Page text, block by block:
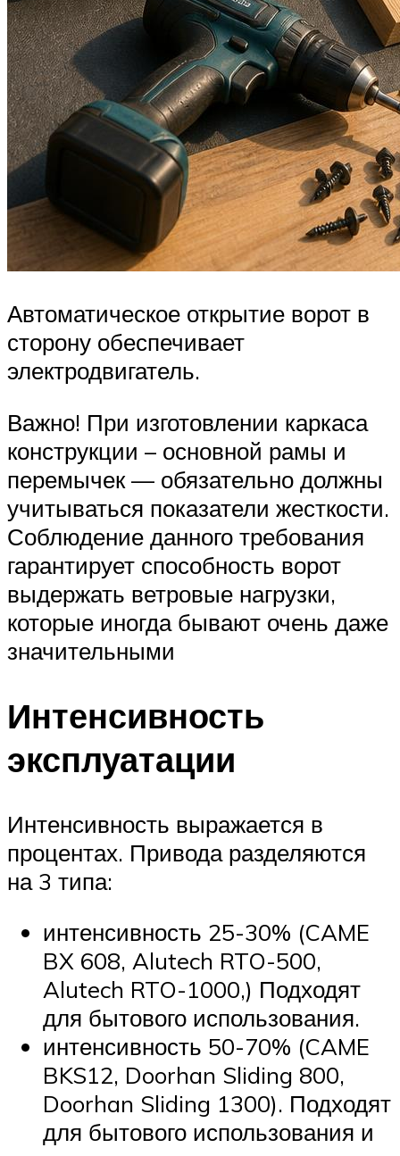
Автоматическое открытие ворот в
сторону обеспечивает
электродвигатель.
Важно! При изготовлении каркаса
конструкции – основной рамы и
перемычек — обязательно должны
учитываться показатели жесткости.
Соблюдение данного требования
гарантирует способность ворот
выдержать ветровые нагрузки,
которые иногда бывают очень даже
значительными
Интенсивность
эксплуатации
Интенсивность выражается в
процентах. Привода разделяются
на 3 типа:
интенсивность 25-30% (CAME
BX 608, Alutech RTO-500,
Alutech RTO-1000,) Подходят
для бытового использования.
интенсивность 50-70% (CAME
BKS12, Doorhan Sliding 800,
Doorhan Sliding 1300). Подходят
для бытового использования и